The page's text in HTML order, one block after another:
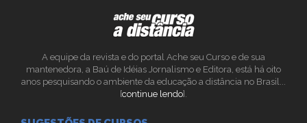
A equipe da revista e do portal Ache seu Curso e de sua
mantenedora, a Baú de Idéias Jornalismo e Editora, está há oito
anos pesquisando o ambiente da educação a distância no Brasil...
[continue lendo].